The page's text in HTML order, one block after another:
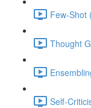
Few-Shot
Thought
Self-